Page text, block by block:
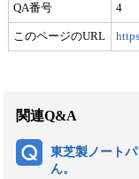
QA番号 4
このページのURL
関連Q&A
東芝製ノート
ん。